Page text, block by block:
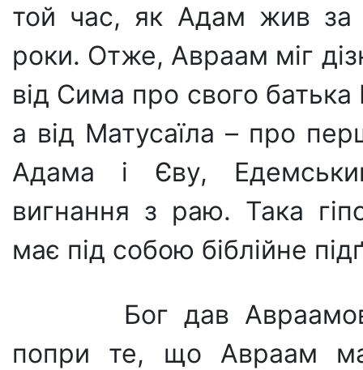
той час, як Адам жив за
роки. Отже, Авраам міг
від Сима про свого батька
а від Матусаїла – про
Адама і Єву,
вигнання з раю. Така
має під собою біблійне
Бог дав
попри те, що Авраам